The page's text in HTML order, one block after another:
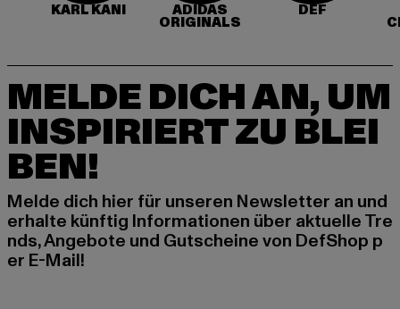
KARL KANI ADIDAS
ORIGINALS
DEF
MELDE DICH AN, UM
INSPIRIERT ZU BLEI
BEN!
Melde dich hier für unseren Newsletter an und
erhalte künftig Informationen über aktuelle Tre
nds, Angebote und Gutscheine von DefShop p
er E-Mail!